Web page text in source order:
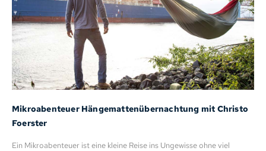
Mikroabenteuer Hängemattenübernachtung mit Christo
Foerster
Ein Mikroabenteuer ist eine kleine Reise ins Ungewisse ohne viel